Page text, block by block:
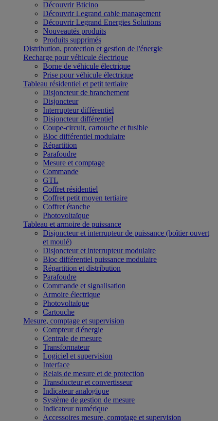
Découvrir Bticino
Découvrir Legrand cable management
Découvrir Legrand Energies Solutions
Nouveautés produits
Produits supprimés
Distribution, protection et gestion de l'énergie
Recharge pour véhicule électrique
Borne de véhicule électrique
Prise pour véhicule électrique
Tableau résidentiel et petit tertiaire
Disjoncteur de branchement
Disjoncteur
Interrupteur différentiel
Disjoncteur différentiel
Coupe-circuit, cartouche et fusible
Bloc différentiel modulaire
Répartition
Parafoudre
Mesure et comptage
Commande
GTL
Coffret résidentiel
Coffret petit moyen tertiaire
Coffret étanche
Photovoltaïque
Tableau et armoire de puissance
Disjoncteur et interrupteur de puissance (boîtier ouvert
et moulé)
Disjoncteur et interrupteur modulaire
Bloc différentiel puissance modulaire
Répartition et distribution
Parafoudre
Commande et signalisation
Armoire électrique
Photovoltaïque
Cartouche
Mesure, comptage et supervision
Compteur d'énergie
Centrale de mesure
Transformateur
Logiciel et supervision
Interface
Relais de mesure et de protection
Transducteur et convertisseur
Indicateur analogique
Système de gestion de mesure
Indicateur numérique
Accessoires mesure, comptage et supervision